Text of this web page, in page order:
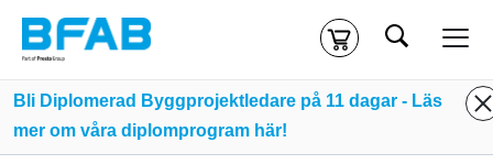
Kassa
Sök
Bli Diplomerad Byggprojektledare på 11 dagar - Läs
mer om våra diplomprogram här!